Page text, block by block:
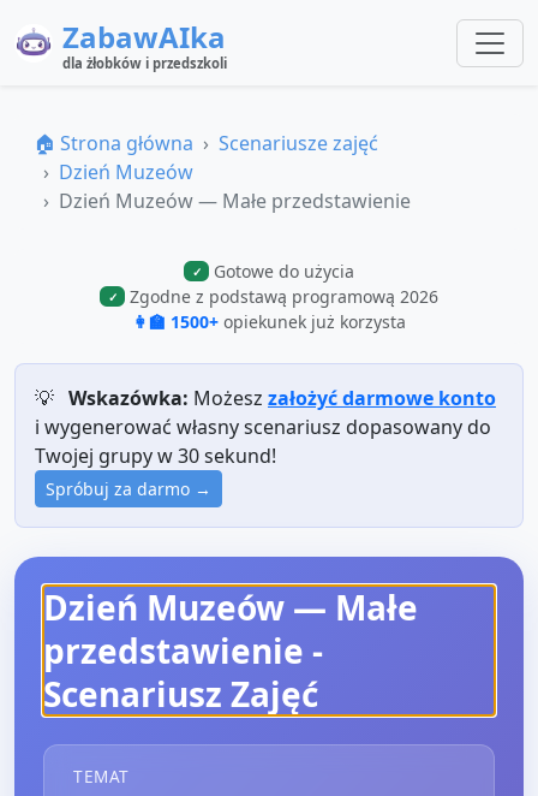
ZabawAIka
dla żłobków i przedszkoli
🏠 Strona główna
Scenariusze zajęć
Dzień Muzeów
Dzień Muzeów — Małe przedstawienie
✓ Gotowe do użycia
✓
Zgodne z podstawą programową 2026
👩‍🏫 1500+ opiekunek już korzysta
💡 Wskazówka: Możesz założyć darmowe konto
i wygenerować własny scenariusz dopasowany do
Twojej grupy w 30 sekund!
Spróbuj za darmo →
Dzień Muzeów — Małe
przedstawienie -
Scenariusz Zajęć
TEMAT